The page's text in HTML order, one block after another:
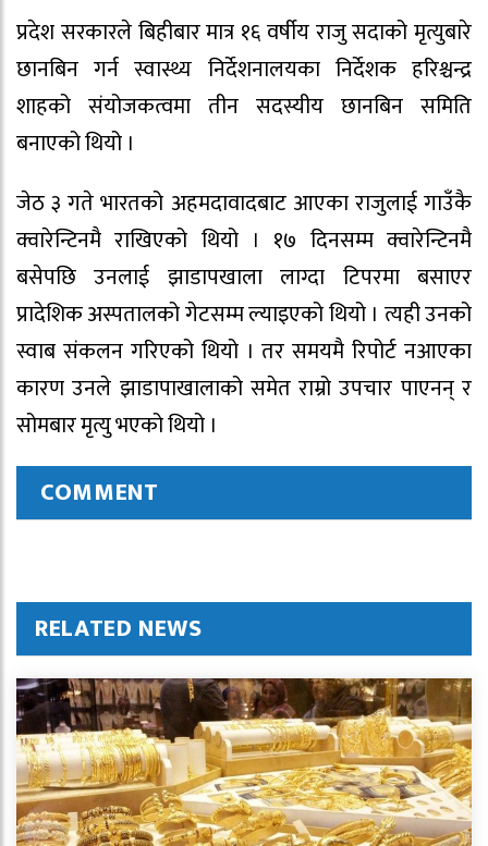
प्रदेश सरकारले बिहीबार मात्र १६ वर्षीय राजु सदाको मृत्युबारे
छानबिन गर्न स्वास्थ्य निर्देशनालयका निर्देशक हरिश्चन्द्र
शाहको संयोजकत्वमा तीन सदस्यीय छानबिन समिति
बनाएको थियो ।
जेठ ३ गते भारतको अहमदावादबाट आएका राजुलाई गाउँकै
क्वारेन्टिनमै राखिएको थियो । १७ दिनसम्म क्वारेन्टिनमै
बसेपछि उनलाई झाडापखाला लाग्दा टिपरमा बसाएर
प्रादेशिक अस्पतालको गेटसम्म ल्याइएको थियो । त्यही उनको
स्वाब संकलन गरिएको थियो । तर समयमै रिपोर्ट नआएका
कारण उनले झाडापाखालाको समेत राम्रो उपचार पाएनन् र
सोमबार मृत्यु भएको थियो ।
COMMENT
RELATED NEWS